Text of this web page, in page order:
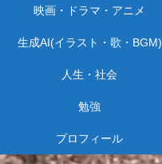
映画・ドラマ・アニメ
生成AI(イラスト・歌・BGM)
人生・社会
勉強
プロフィール